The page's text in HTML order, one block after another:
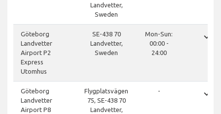
Landvetter,
Sweden
Göteborg
Landvetter
Airport P2
Express
Utomhus
SE-438 70
Landvetter,
Sweden
Mon-Sun:
00:00 -
24:00
done
Göteborg
Landvetter
Airport P8
Flygplatsvägen
75, SE-438 70
Landvetter,
- done